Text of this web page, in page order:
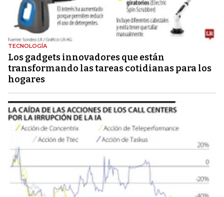
TECNOLOGÍA
Los gadgets innovadores que están
transformando las tareas cotidianas para los
hogares